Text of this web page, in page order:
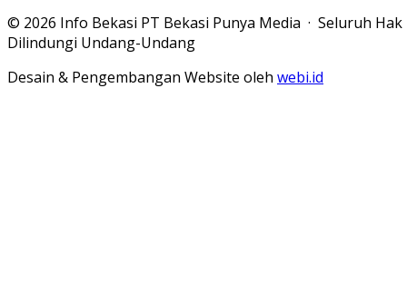
© 2026 Info Bekasi PT Bekasi Punya Media · Seluruh Hak
Dilindungi Undang-Undang
Desain & Pengembangan Website oleh webi.id